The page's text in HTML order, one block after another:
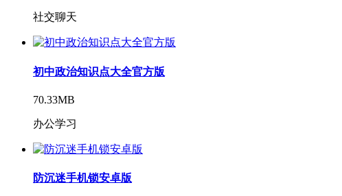
社交聊天
初中政治知识点大全官方版
70.33MB
办公学习
防沉迷手机锁安卓版